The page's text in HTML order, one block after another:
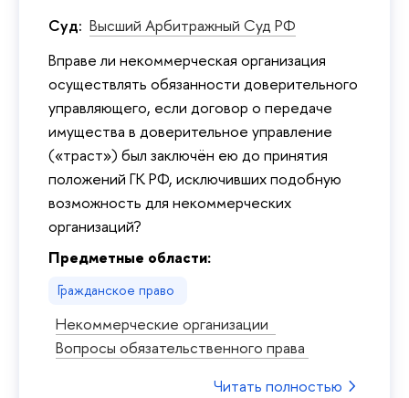
Суд: Высший Арбитражный Суд РФ
Вправе ли некоммерческая организация
осуществлять обязанности доверительного
управляющего, если договор о передаче
имущества в доверительное управление
(«траст») был заключён ею до принятия
положений ГК РФ, исключивших подобную
возможность для некоммерческих
организаций?
Предметные области:
Гражданское право
Некоммерческие организации
Вопросы обязательственного права
Читать полностью